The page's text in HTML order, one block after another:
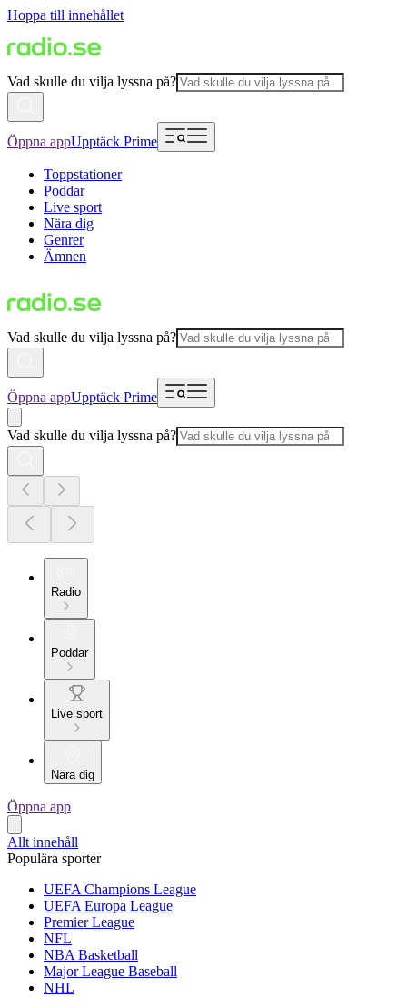
Hoppa till innehållet
Vad skulle du vilja lyssna på?
Öppna appUpptäck Prime
Toppstationer
Poddar
Live sport
Nära dig
Genrer
Ämnen
Vad skulle du vilja lyssna på?
Öppna appUpptäck Prime
Vad skulle du vilja lyssna på?
Radio
Poddar
Live sport
Nära dig
Öppna app
Allt innehåll
Populära sporter
UEFA Champions League
UEFA Europa League
Premier League
NFL
NBA Basketball
Major League Baseball
NHL